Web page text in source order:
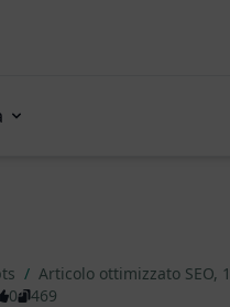
/ Articolo ottimizzato SEO,
0 469